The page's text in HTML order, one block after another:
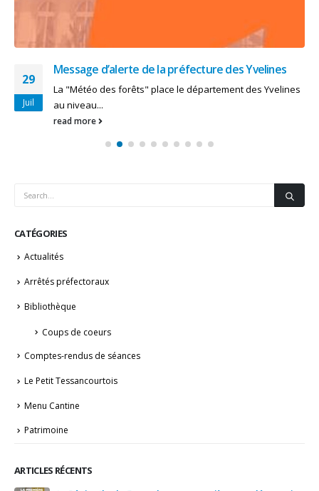
29
Juil
Message d’alerte de la préfecture des Yvelines
La "Météo des forêts" place le département des Yvelines
au niveau...
read more
CATÉGORIES
Actualités
Arrêtés préfectoraux
Bibliothèque
Coups de coeurs
Comptes-rendus de séances
Le Petit Tessancourtois
Menu Cantine
Patrimoine
ARTICLES RÉCENTS